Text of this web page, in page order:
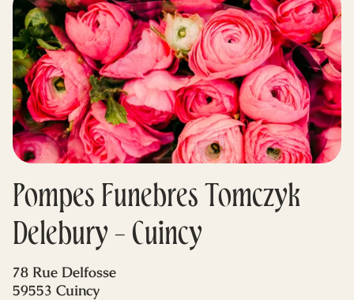
Monument funéraire
Livraison de fleurs
Blog
Mes dernières volontés
Pompes Funebres Tomczyk
Delebury - Cuincy
78 Rue Delfosse
59553 Cuincy